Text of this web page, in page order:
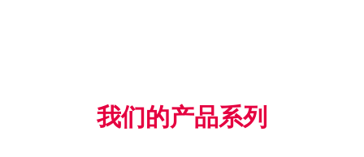
我们的产品系列